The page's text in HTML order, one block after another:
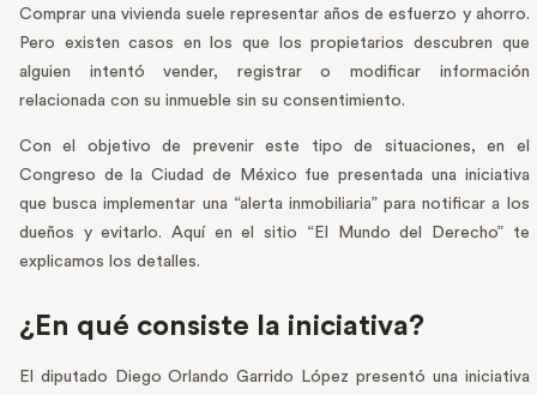
Comprar una vivienda suele representar años de esfuerzo y ahorro.
Pero existen casos en los que los propietarios descubren que
alguien intentó vender, registrar o modificar información
relacionada con su inmueble sin su consentimiento.
Con el objetivo de prevenir este tipo de situaciones, en el
Congreso de la Ciudad de México fue presentada una iniciativa
que busca implementar una “alerta inmobiliaria” para notificar a los
dueños y evitarlo. Aquí en el sitio “El Mundo del Derecho” te
explicamos los detalles.
¿En qué consiste la iniciativa?
El diputado Diego Orlando Garrido López presentó una iniciativa